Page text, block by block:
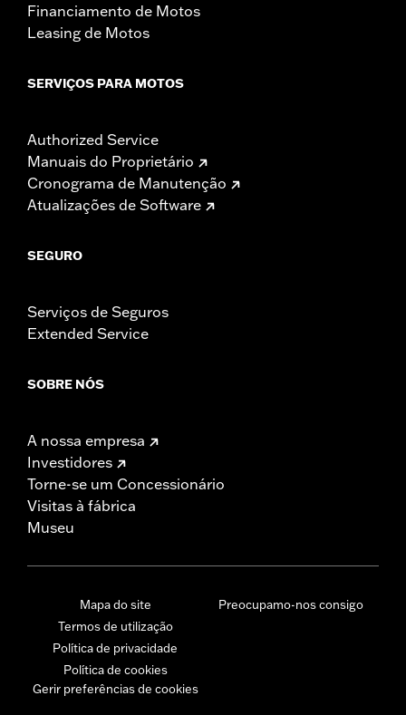
Financiamento de Motos
Leasing de Motos
SERVIÇOS PARA MOTOS
Authorized Service
Manuais do Proprietário
Cronograma de Manutenção
Atualizações de Software
SEGURO
Serviços de Seguros
Extended Service
SOBRE NÓS
A nossa empresa
Investidores
Torne-se um Concessionário
Visitas à fábrica
Museu
Mapa do site
Termos de utilização
Política de privacidade
Política de cookies
Gerir preferências de cookies
Preocupamo-nos consigo